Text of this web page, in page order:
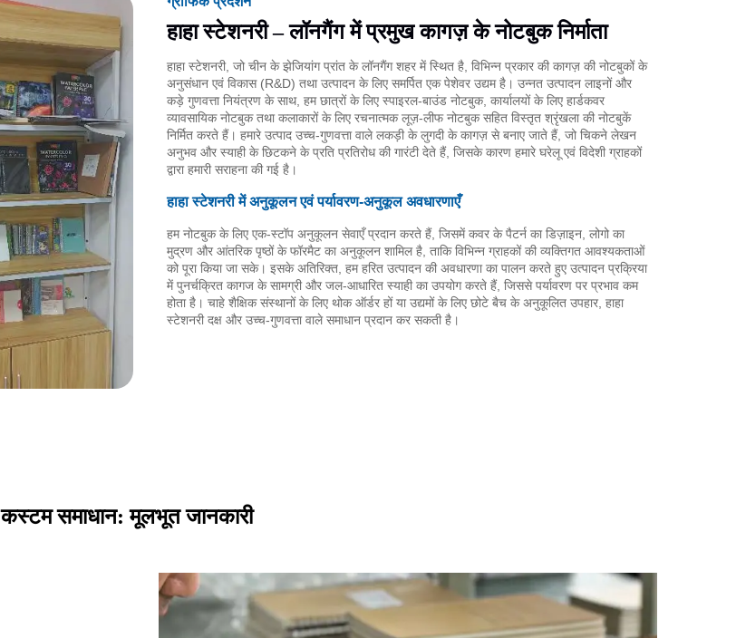
हाहा स्टेशनरी – लॉनगैंग में प्रमुख कागज़ के नोटबुक निर्माता
हाहा स्टेशनरी, जो चीन के झेजियांग प्रांत के लॉनगैंग शहर में स्थित है, विभिन्न प्रकार की कागज़ की नोटबुकों के
अनुसंधान एवं विकास (R&D) तथा उत्पादन के लिए समर्पित एक पेशेवर उद्यम है। उन्नत उत्पादन लाइनों और
कड़े गुणवत्ता नियंत्रण के साथ, हम छात्रों के लिए स्पाइरल-बाउंड नोटबुक, कार्यालयों के लिए हार्डकवर
व्यावसायिक नोटबुक तथा कलाकारों के लिए रचनात्मक लूज़-लीफ नोटबुक सहित विस्तृत श्रृंखला की नोटबुकें
निर्मित करते हैं। हमारे उत्पाद उच्च-गुणवत्ता वाले लकड़ी के लुगदी के कागज़ से बनाए जाते हैं, जो चिकने लेखन
अनुभव और स्याही के छिटकने के प्रति प्रतिरोध की गारंटी देते हैं, जिसके कारण हमारे घरेलू एवं विदेशी ग्राहकों
द्वारा हमारी सराहना की गई है।
हाहा स्टेशनरी में अनुकूलन एवं पर्यावरण-अनुकूल अवधारणाएँ
हम नोटबुक के लिए एक-स्टॉप अनुकूलन सेवाएँ प्रदान करते हैं, जिसमें कवर के पैटर्न का डिज़ाइन, लोगो का
मुद्रण और आंतरिक पृष्ठों के फॉरमैट का अनुकूलन शामिल है, ताकि विभिन्न ग्राहकों की व्यक्तिगत आवश्यकताओं
को पूरा किया जा सके। इसके अतिरिक्त, हम हरित उत्पादन की अवधारणा का पालन करते हुए उत्पादन प्रक्रिया
में पुनर्चक्रित कागज के सामग्री और जल-आधारित स्याही का उपयोग करते हैं, जिससे पर्यावरण पर प्रभाव कम
होता है। चाहे शैक्षिक संस्थानों के लिए थोक ऑर्डर हों या उद्यमों के लिए छोटे बैच के अनुकूलित उपहार, हाहा
स्टेशनरी दक्ष और उच्च-गुणवत्ता वाले समाधान प्रदान कर सकती है।
कस्टम समाधान: मूलभूत जानकारी